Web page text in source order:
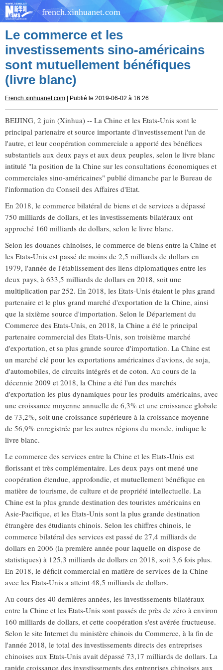
french.xinhuanet.com
Le commerce et les
investissements sino-américains
sont mutuellement bénéfiques
(livre blanc)
French.xinhuanet.com | Publié le 2019-06-02 à 16:26
BEIJING, 2 juin (Xinhua) -- La Chine et les Etats-Unis sont le
principal partenaire et source importante d'investissement l'un de
l'autre, et leur coopération commerciale a apporté des bénéfices
substantiels aux deux pays et aux deux peuples, selon le livre blanc
intitulé "la position de la Chine sur les consultations économiques et
commerciales sino-américaines" publié dimanche par le Bureau de
l'information du Conseil des Affaires d'Etat.
En 2018, le commerce bilatéral de biens et de services a dépassé
750 milliards de dollars, et les investissements bilatéraux ont
approché 160 milliards de dollars, selon le livre blanc.
Selon les douanes chinoises, le commerce de biens entre la Chine et
les Etats-Unis est passé de moins de 2,5 milliards de dollars en
1979, l'année de l'établissement des liens diplomatiques entre les
deux pays, à 633,5 milliards de dollars en 2018, soit une
multiplication par 252. En 2018, les Etats-Unis étaient le plus grand
partenaire et le plus grand marché d'exportation de la Chine, ainsi
que la sixième source d'importation. Selon le Département du
Commerce des Etats-Unis, en 2018, la Chine a été le principal
partenaire commercial des Etats-Unis, son troisième marché
d'exportation, et sa plus grande source d'importation. La Chine est
un marché clé pour les exportations américaines d'avions, de soja,
d'automobiles, de circuits intégrés et de coton. Au cours de la
décennie 2009 et 2018, la Chine a été l'un des marchés
d'exportation les plus dynamiques pour les produits américains, avec
une croissance moyenne annuelle de 6,3% et une croissance globale
de 73,2%, soit une croissance supérieure à la croissance moyenne
de 56,9% enregistrée par les autres régions du monde, indique le
livre blanc.
Le commerce des services entre la Chine et les Etats-Unis est
florissant et très complémentaire. Les deux pays ont mené une
coopération étendue, approfondie, et mutuellement bénéfique en
matière de tourisme, de culture et de propriété intellectuelle. La
Chine est la plus grande destination des touristes américains en
Asie-Pacifique, et les Etats-Unis sont la plus grande destination
étrangère des étudiants chinois. Selon les chiffres chinois, le
commerce bilatéral des services est passé de 27,4 milliards de
dollars en 2006 (la première année pour laquelle on dispose de
statistiques) à 125,3 milliards de dollars en 2018, soit 3,6 fois plus.
En 2018, le déficit commercial en matière de services de la Chine
avec les Etats-Unis a atteint 48,5 milliards de dollars.
Au cours des 40 dernières années, les investissements bilatéraux
entre la Chine et les Etats-Unis sont passés de près de zéro à environ
160 milliards de dollars, et cette coopération s'est avérée fructueuse.
Selon le site Internet du ministère chinois du Commerce, à la fin de
l'année 2018, le total des investissements directs des entreprises
chinoises aux Etats-Unis avait dépassé 73,17 milliards de dollars. La
rapide croissance des investissements des entreprises chinoises aux